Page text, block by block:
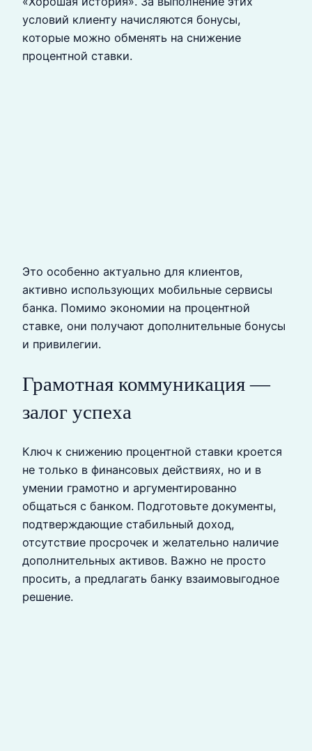
условий клиенту начисляются бонусы,
которые можно обменять на снижение
процентной ставки.
Это особенно актуально для клиентов,
активно использующих мобильные сервисы
банка. Помимо экономии на процентной
ставке, они получают дополнительные бонусы
и привилегии.
Грамотная коммуникация —
залог успеха
Ключ к снижению процентной ставки кроется
не только в финансовых действиях, но и в
умении грамотно и аргументированно
общаться с банком. Подготовьте документы,
подтверждающие стабильный доход,
отсутствие просрочек и желательно наличие
дополнительных активов. Важно не просто
просить, а предлагать банку взаимовыгодное
решение.